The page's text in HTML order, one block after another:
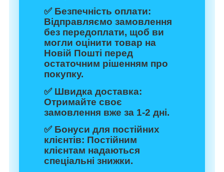
✅ Безпечність оплати:
Відправляємо замовлення
без передоплати, щоб ви
могли оцінити товар на
Новій Пошті перед
остаточним рішенням про
покупку.
✅ Швидка доставка:
Отримайте своє
замовлення вже за 1-2 дні.
✅ Бонуси для постійних
клієнтів: Постійним
клієнтам надаються
спеціальні знижки.